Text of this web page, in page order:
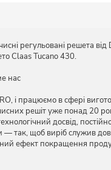
регульовані решета
Claas Tucano 430.
нас
і працюємо в сфері
решіт уже понад 20
досвід,
— так, щоб виріб служив
ефект покращення